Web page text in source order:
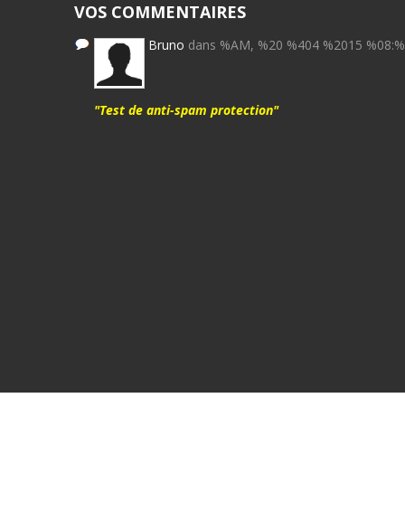
VOS COMMENTAIRES
Bruno dans %AM, %20 %404 %2015
"Test de anti-spam protection"